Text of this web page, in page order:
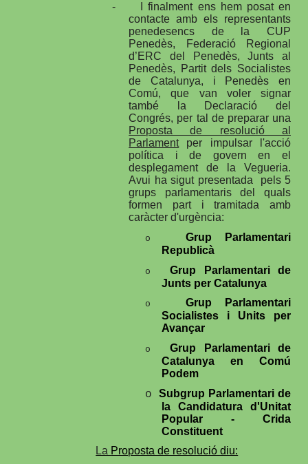
-
I finalment ens hem posat en
contacte amb els representants
penedesencs de la CUP
Penedès, Federació Regional
d’ERC del Penedès, Junts al
Penedès, Partit dels Socialistes
de Catalunya, i Penedès en
Comú, que van voler signar
també la Declaració del
Congrés, per tal de preparar una
Proposta de resolució al
Parlamentper impulsar l'acció
política i de govern en el
desplegament de la Vegueria.
Avui ha sigut presentada pels 5
grups parlamentaris del quals
formen part i tramitada amb
caràcter d'urgència:
o
Grup Parlamentari
Republicà
o
Grup Parlamentari de
Junts per Catalunya
o
Grup Parlamentari
Socialistes i Units per
Avançar
o
Grup Parlamentari de
Catalunya en Comú
Podem
o
Subgrup Parlamentari de
la Candidatura d'Unitat
Popular - Crida
Constituent
La Proposta de resolució diu: